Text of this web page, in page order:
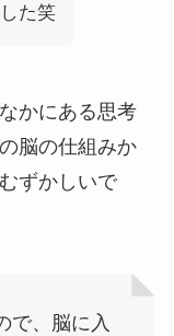
た笑
かにある思考
脳の仕組みか
ずかしいで
で、脳に入